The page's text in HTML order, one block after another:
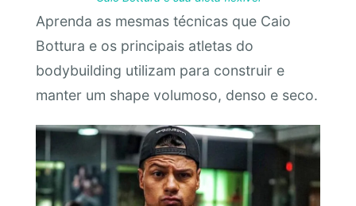
Aprenda as mesmas técnicas que Caio
Bottura e os principais atletas do
bodybuilding utilizam para construir e
manter um shape volumoso, denso e seco.